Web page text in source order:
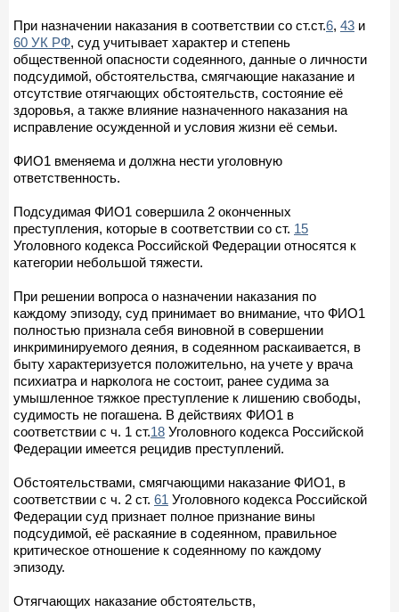
При назначении наказания в соответствии со ст.ст.6, 43 и
60 УК РФ, суд учитывает характер и степень
общественной опасности содеянного, данные о личности
подсудимой, обстоятельства, смягчающие наказание и
отсутствие отягчающих обстоятельств, состояние её
здоровья, а также влияние назначенного наказания на
исправление осужденной и условия жизни её семьи.
ФИО1 вменяема и должна нести уголовную
ответственность.
Подсудимая ФИО1 совершила 2 оконченных
преступления, которые в соответствии со ст. 15
Уголовного кодекса Российской Федерации относятся к
категории небольшой тяжести.
При решении вопроса о назначении наказания по
каждому эпизоду, суд принимает во внимание, что ФИО1
полностью признала себя виновной в совершении
инкриминируемого деяния, в содеянном раскаивается, в
быту характеризуется положительно, на учете у врача
психиатра и нарколога не состоит, ранее судима за
умышленное тяжкое преступление к лишению свободы,
судимость не погашена. В действиях ФИО1 в
соответствии с ч. 1 ст.18 Уголовного кодекса Российской
Федерации имеется рецидив преступлений.
Обстоятельствами, смягчающими наказание ФИО1, в
соответствии с ч. 2 ст. 61 Уголовного кодекса Российской
Федерации суд признает полное признание вины
подсудимой, её раскаяние в содеянном, правильное
критическое отношение к содеянному по каждому
эпизоду.
Отягчающих наказание обстоятельств,